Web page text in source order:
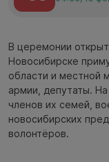
В церемонии
Новосибирске
области и местной
армии, депутаты.
членов их семей,
новосибирских
волонтёров.